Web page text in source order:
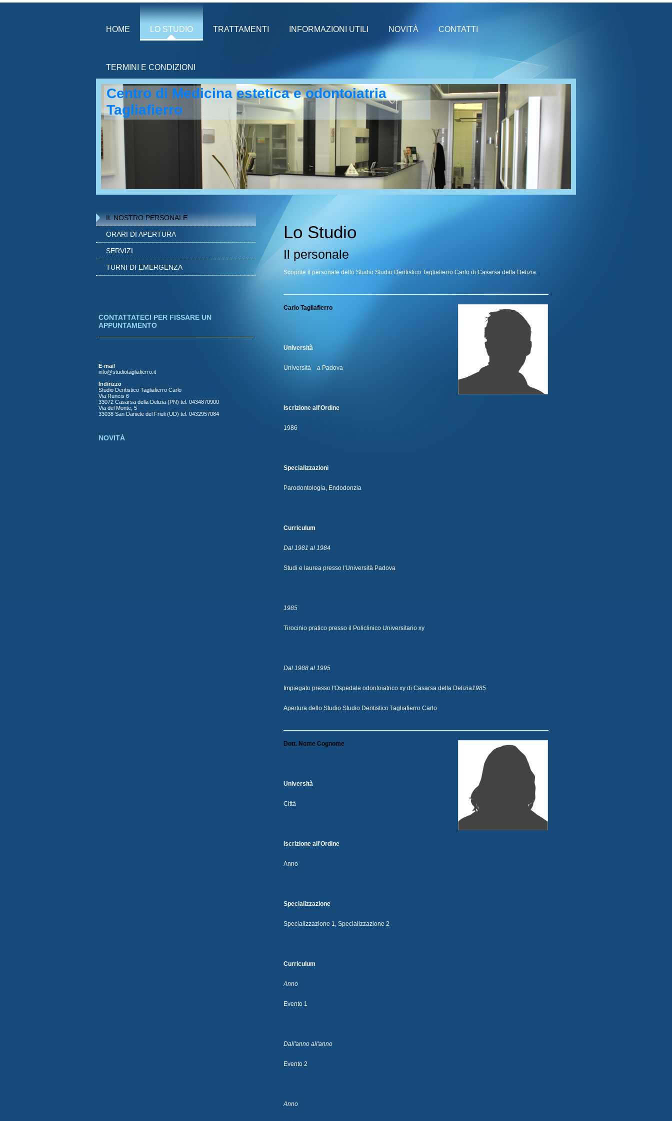
HOME LO STUDIO TRATTAMENTI INFORMAZIONI UTILI NOVITÀ CONTATTI
TERMINI E CONDIZIONI
Centro di Medicina estetica e odontoiatria
Tagliafierro
Lo Studio
Il personale
Scoprite il personale dello Studio Studio Dentistico Tagliafierro Carlo di Casarsa della Delizia.
Carlo Tagliafierro
Università
Università a Padova
Iscrizione all'Ordine
1986
Specializzazioni
Parodontologia, Endodonzia
Curriculum
Dal 1981 al 1984
Studi e laurea presso l'Università Padova
1985
Tirocinio pratico presso il Policlinico Universitario xy
Dal 1988 al 1995
Impiegato presso l'Ospedale odontoiatrico xy di Casarsa della Delizia1985
Apertura dello Studio Studio Dentistico Tagliafierro Carlo
Dott. Nome Cognome
Università
Città
Iscrizione all'Ordine
Anno
Specializzazione
Specializzazione 1, Specializzazione 2
Curriculum
Anno
Evento 1
Dall'anno all'anno
Evento 2
Anno
IL NOSTRO PERSONALE
ORARI DI APERTURA
SERVIZI
TURNI DI EMERGENZA
CONTATTATECI PER FISSARE UN
APPUNTAMENTO
E-mail
info@studiotagliafierro.it
Indirizzo
Studio Dentistico Tagliafierro Carlo
Via Runcis 6
33072 Casarsa della Delizia (PN) tel. 0434870900
Via del Monte, 5
33038 San Daniele del Friuli (UD) tel. 0432957084
NOVITÀ